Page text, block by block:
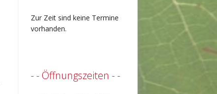
Zur Zeit sind keine Termine
vorhanden.
- - Öffnungszeiten - -